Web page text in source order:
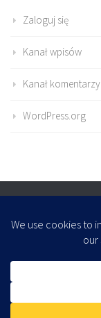
Zaloguj się
Kanał wpisów
Kanał komentarzy
WordPress.org